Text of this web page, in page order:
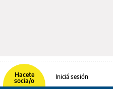
Hacete
socia/o
Iniciá sesión